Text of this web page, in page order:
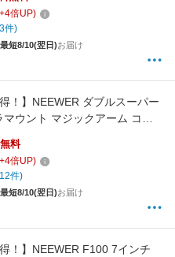
m2 Type C給電可能 カメ
ニター
4倍UP)
件)
最短8/10(翌日)お届け
！】NEEWER ダブルスーパー
マウント マジックアーム コー
スクLEDスタジオライトスタン
リフレクター/旗/クロスバー/オ
など撮影アクセサリー用
DJI用 UA036
料
4倍UP)
件)
最短8/10(翌日)お届け
！】NEEWER F100 7インチ